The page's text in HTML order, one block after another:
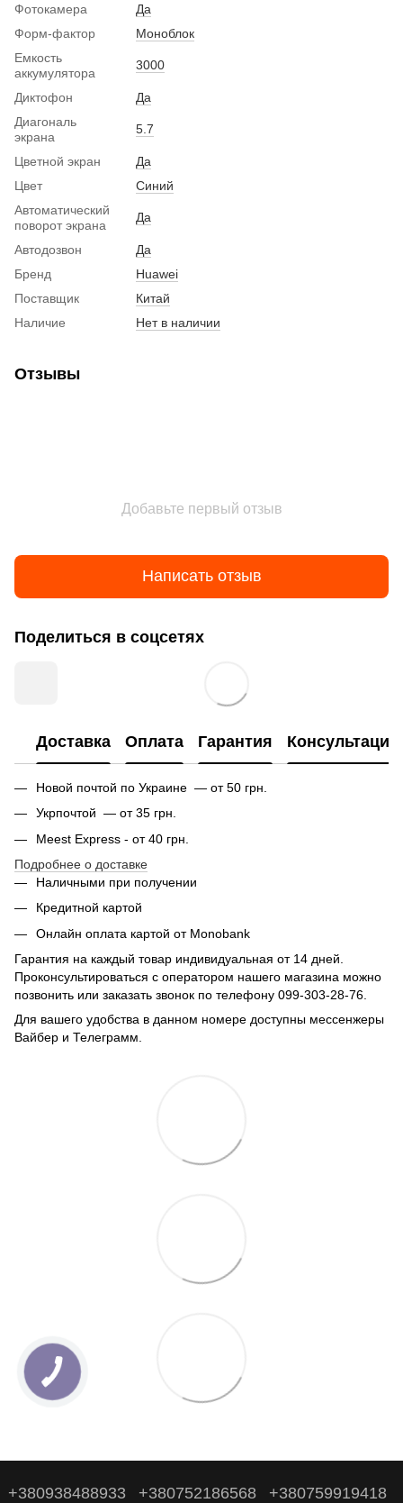
Фотокамера
Да
Форм-фактор
Моноблок
Емкость
аккумулятора
3000
Диктофон
Да
Диагональ
экрана
5.7
Цветной экран
Да
Цвет
Синий
Автоматический
поворот экрана
Да
Автодозвон
Да
Бренд
Huawei
Поставщик
Китай
Наличие
Нет в наличии
Отзывы
Добавьте первый отзыв
Написать отзыв
Поделиться в соцсетях
Доставка Оплата Гарантия Консультация
Новой почтой по Украине — от 50 грн.
Укрпочтой — от 35 грн.
Meest Express - от 40 грн.
Подробнее о доставке
Наличными при получении
Кредитной картой
Онлайн оплата картой от Monobank
Гарантия на каждый товар индивидуальная от 14 дней.
Проконсультироваться с оператором нашего магазина можно
позвонить или заказать звонок по телефону 099-303-28-76.
Для вашего удобства в данном номере доступны мессенжеры
Вайбер и Телеграмм.
+380938488933 +380752186568 +380759919418